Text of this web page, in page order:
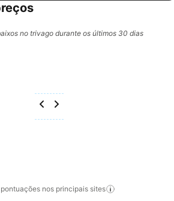
no trivago durante os últimos 30 dias
nos principais sites